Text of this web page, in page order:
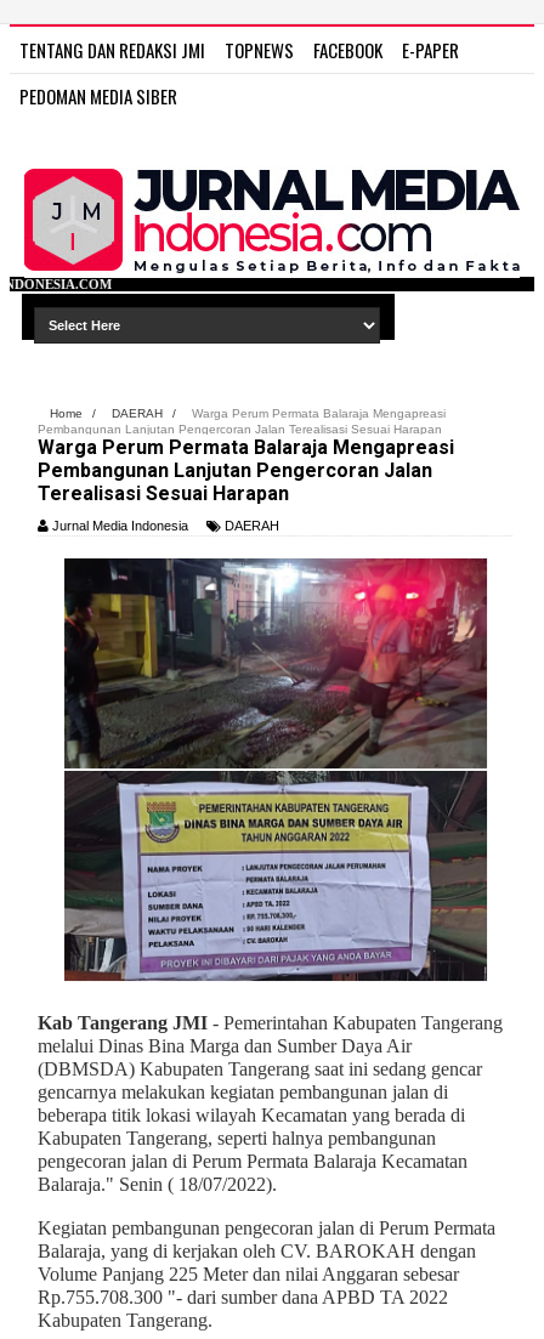
TENTANG DAN REDAKSI JMI TOPNEWS FACEBOOK
E-PAPER
PEDOMAN MEDIA SIBER
Home / DAERAH /
Warga Perum Permata Balaraja Mengapreasi
Pembangunan Lanjutan Pengercoran Jalan Terealisasi Sesuai Harapan
Warga Perum Permata Balaraja Mengapreasi
Pembangunan Lanjutan Pengercoran Jalan
Terealisasi Sesuai Harapan
Jurnal Media Indonesia DAERAH
Kab Tangerang JMI - Pemerintahan Kabupaten Tangerang
melalui Dinas Bina Marga dan Sumber Daya Air
(DBMSDA) Kabupaten Tangerang saat ini sedang gencar
gencarnya melakukan kegiatan pembangunan jalan di
beberapa titik lokasi wilayah Kecamatan yang berada di
Kabupaten Tangerang, seperti halnya pembangunan
pengecoran jalan di Perum Permata Balaraja Kecamatan
Balaraja." Senin ( 18/07/2022).
Kegiatan pembangunan pengecoran jalan di Perum Permata
Balaraja, yang di kerjakan oleh CV. BAROKAH dengan
Volume Panjang 225 Meter dan nilai Anggaran sebesar
Rp.755.708.300 "- dari sumber dana APBD TA 2022
Kabupaten Tangerang.